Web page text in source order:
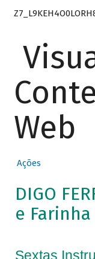
Web
Ações
DIGO
e Farinha
Sextas